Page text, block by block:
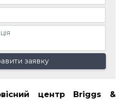
центр Briggs &
заявку